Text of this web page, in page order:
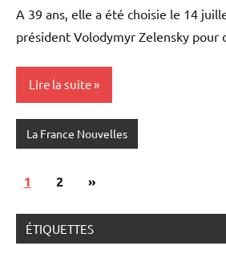
A 39 ans, elle a été choisie le 14
président Volodymyr Zelensky
Lire la suite
La France Nouvelles
Pagination
publications
1 2
Articles
»
ÉTIQUETTES